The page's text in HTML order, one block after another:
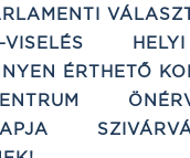
ÉRTHETŐ